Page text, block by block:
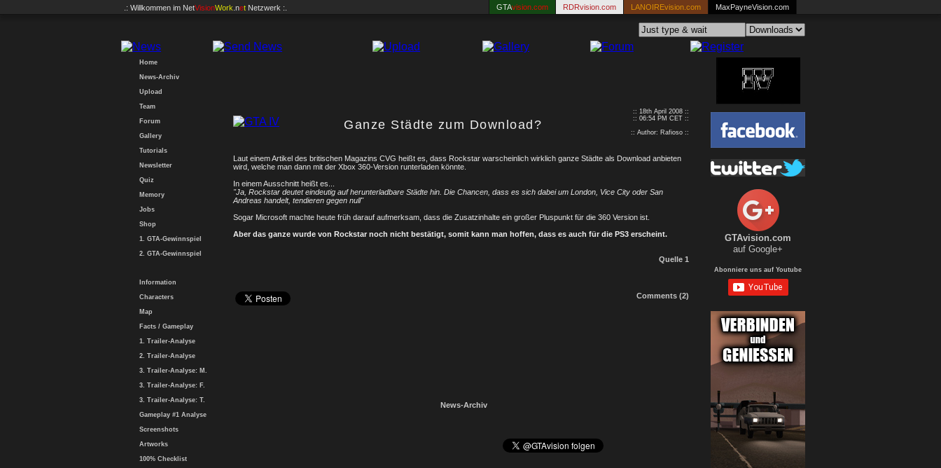
.: Willkommen im NetVisionWork .net Netzwerk :. GTAvision.com RDRvision.com LANOIREvision.com MaxPayneVision.com
Home
News-Archiv
Upload
Team
Forum
Gallery
Tutorials
Newsletter
Quiz
Memory
Jobs
Shop
1. GTA-Gewinnspiel
2. GTA-Gewinnspiel
Information
Characters
Map
Facts / Gameplay
1. Trailer-Analyse
2. Trailer-Analyse
3. Trailer-Analyse: M.
3. Trailer-Analyse: F.
3. Trailer-Analyse: T.
Gameplay #1 Analyse
Screenshots
Artworks
100% Checklist
Ganze Städte zum Download?
:: 18th April 2008 ::
:: 06:54 PM CET ::
:: Author: Rafioso ::
Laut einem Artikel des britischen Magazins CVG heißt es, dass Rockstar warscheinlich wirklich ganze Städte als Download anbieten
wird, welche man dann mit der Xbox 360-Version runterladen könnte.
In einem Ausschnitt heißt es...
"Ja, Rockstar deutet eindeutig auf herunterladbare Städte hin. Die Chancen, dass es sich dabei um London, Vice City oder San
Andreas handelt, tendieren gegen null"
Sogar Microsoft machte heute früh darauf aufmerksam, dass die Zusatzinhalte ein großer Pluspunkt für die 360 Version ist.
Aber das ganze wurde von Rockstar noch nicht bestätigt, somit kann man hoffen, dass es auch für die PS3 erscheint.
Quelle 1
Comments (2)
News-Archiv
GTAvision.com
auf Google+
Abonniere uns auf Youtube